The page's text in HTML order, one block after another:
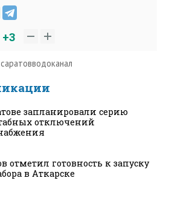
+3
саратовводоканал
запланировали серию
отключений
отметил готовность к запуску
в Аткарске